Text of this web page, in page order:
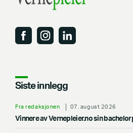
Siste innlegg
Fra redaksjonen 07. august 2026
Vinnere av Vernepleier.no sin